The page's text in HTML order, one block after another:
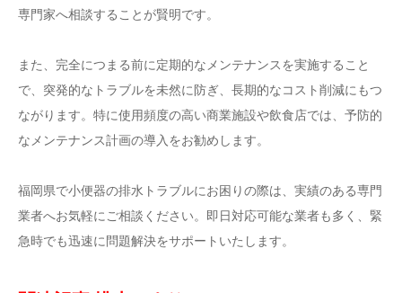
専門家へ相談することが賢明です。
また、完全につまる前に定期的なメンテナンスを実施すること
で、突発的なトラブルを未然に防ぎ、長期的なコスト削減にもつ
ながります。特に使用頻度の高い商業施設や飲食店では、予防的
なメンテナンス計画の導入をお勧めします。
福岡県で小便器の排水トラブルにお困りの際は、実績のある専門
業者へお気軽にご相談ください。即日対応可能な業者も多く、緊
急時でも迅速に問題解決をサポートいたします。